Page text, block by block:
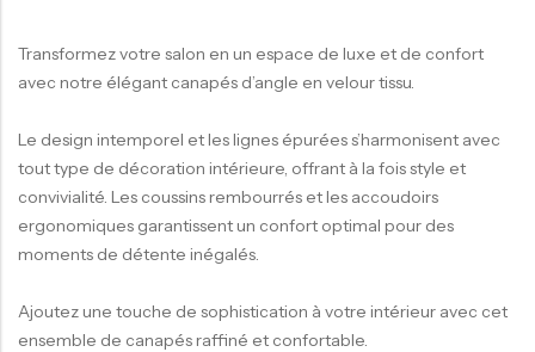
Transformez votre salon en un espace de luxe et de confort
avec notre élégant canapés d’angle en velour tissu.
Le design intemporel et les lignes épurées s’harmonisent avec
tout type de décoration intérieure, offrant à la fois style et
convivialité. Les coussins rembourrés et les accoudoirs
ergonomiques garantissent un confort optimal pour des
moments de détente inégalés.
Ajoutez une touche de sophistication à votre intérieur avec cet
ensemble de canapés raffiné et confortable.